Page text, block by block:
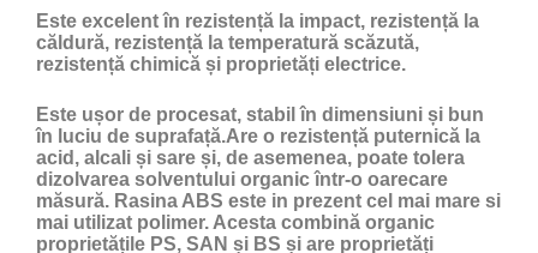
Este excelent în rezistență la impact, rezistență la
căldură, rezistență la temperatură scăzută,
rezistență chimică și proprietăți electrice.
Este ușor de procesat, stabil în dimensiuni și bun
în luciu de suprafață.Are o rezistență puternică la
acid, alcali și sare și, de asemenea, poate tolera
dizolvarea solventului organic într-o oarecare
măsură. Rasina ABS este in prezent cel mai mare si
mai utilizat polimer. Acesta combină organic
proprietățile PS, SAN și BS și are proprietăți